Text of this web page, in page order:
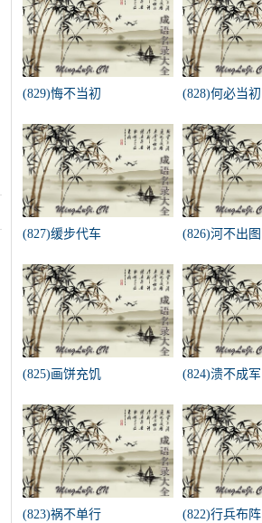
(829)悔不当初 (828)何必当初
(827)缓步代车 (826)河不出图
(825)画饼充饥 (824)溃不成军
(823)祸不单行 (822)行兵布阵